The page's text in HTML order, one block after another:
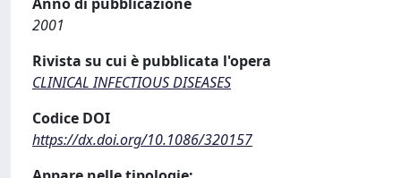
2001
Rivista su cui è pubblicata l'opera
CLINICAL INFECTIOUS DISEASES
Codice DOI
https://dx.doi.org/10.1086/320157